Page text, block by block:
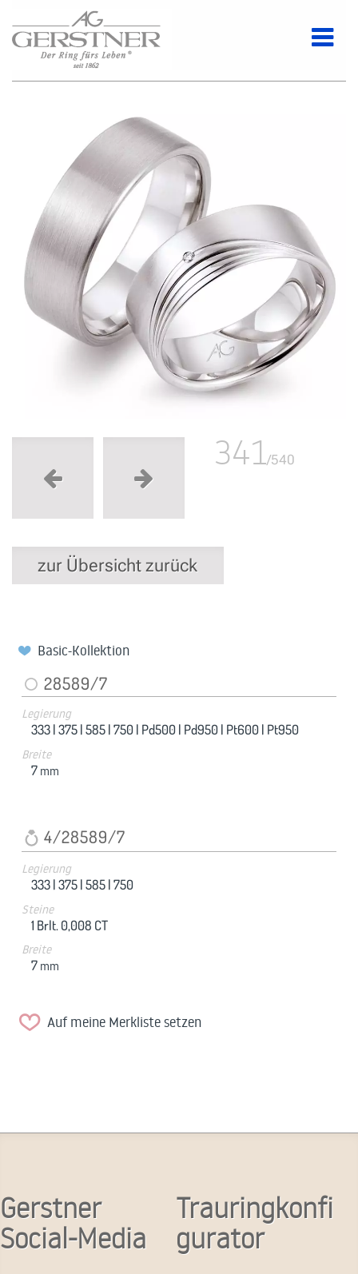
341/540
zur Übersicht zurück
Basic-Kollektion
28589/7
Legierung
333 |375 |585 |750 | Pd500 | Pd950 | Pt600 | Pt950
Breite
7 mm
4/28589/7
Legierung
333 |375 |585 |750
Steine
1 Brlt. 0,008 CT
Breite
7 mm
Auf meine Merkliste setzen
Gerstner
Social-Media
Trauringkonfi
gurator